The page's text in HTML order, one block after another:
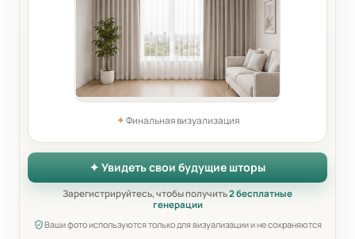
✦Финальная визуализация
✦ Увидеть свои будущие шторы
Зарегистрируйтесь, чтобы получить2 бесплатные
генерации
Ваши фото используются только для визуализации и не сохраняются